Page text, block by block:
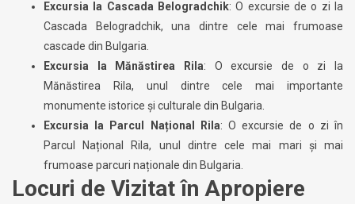
Excursia la Cascada Belogradchik: O excursie de o zi la
Cascada Belogradchik, una dintre cele mai frumoase
cascade din Bulgaria.
Excursia la Mănăstirea Rila: O excursie de o zi la
Mănăstirea Rila, unul dintre cele mai importante
monumente istorice și culturale din Bulgaria.
Excursia la Parcul Național Rila: O excursie de o zi în
Parcul Național Rila, unul dintre cele mai mari și mai
frumoase parcuri naționale din Bulgaria.
Locuri de Vizitat în Apropiere